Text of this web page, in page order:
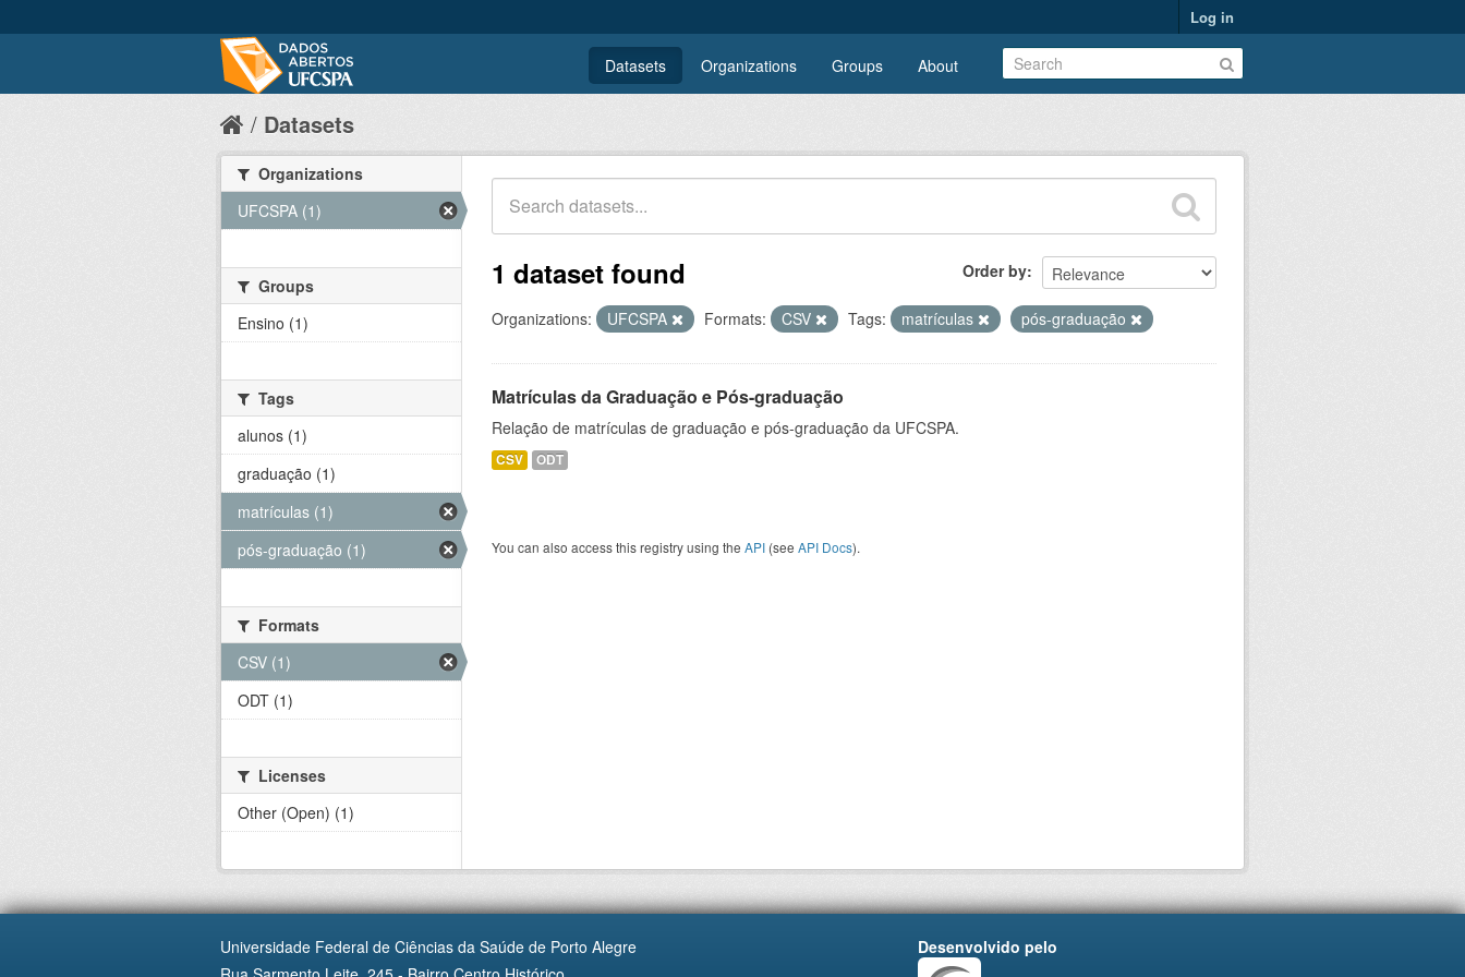
Log in
Datasets Organizations Groups About
Datasets
Order by
1 dataset found
Organizations: UFCSPA Formats: CSV Tags: matrículas pós-graduação
Matrículas da Graduação e Pós-graduação
Relação de matrículas de graduação e pós-graduação da UFCSPA.
CSV ODT
You can also access this registry using the API (see API Docs).
Organizations
UFCSPA (1)
Groups
Ensino (1)
Tags
alunos (1)
graduação (1)
matrículas (1)
pós-graduação (1)
Formats
CSV (1)
ODT (1)
Licenses
Other (Open) (1)
Universidade Federal de Ciências da Saúde de Porto Alegre
Desenvolvido pelo